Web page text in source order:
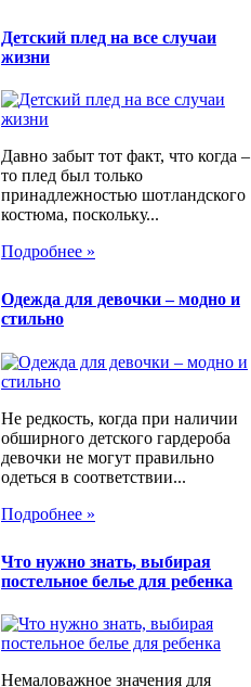
Детский плед на все случаи
жизни
Давно забыт тот факт, что когда –
то плед был только
принадлежностью шотландского
костюма, поскольку...
Подробнее »
Одежда для девочки – модно и
стильно
Не редкость, когда при наличии
обширного детского гардероба
девочки не могут правильно
одеться в соответствии...
Подробнее »
Что нужно знать, выбирая
постельное белье для ребенка
Немаловажное значения для